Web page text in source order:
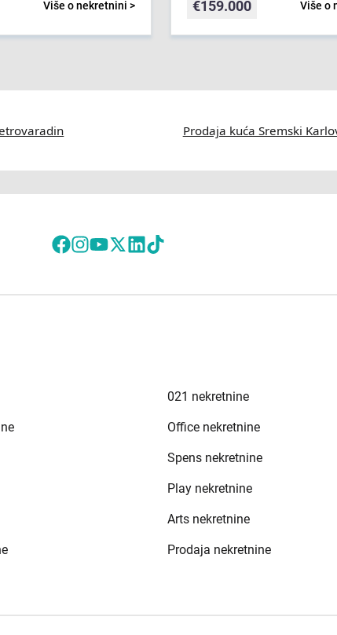
Više o nekretnini > Više o
€159.000
Prodaja kuća Sremski
021 nekretnine
Office nekretnine
Spens nekretnine
Play nekretnine
Arts nekretnine
Prodaja nekretnine